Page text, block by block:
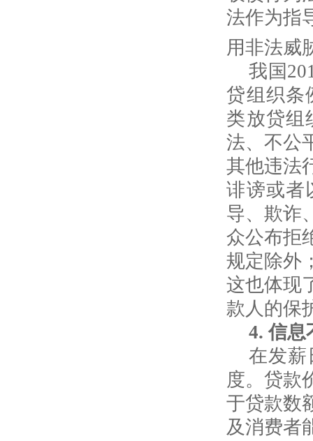
法作为指
用非法威
我国
贷组织条
类放贷组
法、不公
其他违法
诽谤或者
导、欺诈
众公布拒
规定除外
这也体现
款人的保
4.信息
在发薪
度。贷款
于贷款数
及消费者